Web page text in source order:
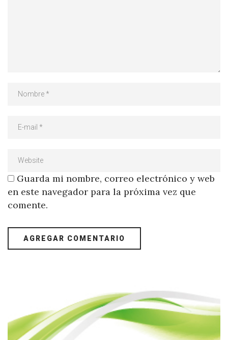
Guarda mi nombre, correo electrónico y web
en este navegador para la próxima vez que
comente.